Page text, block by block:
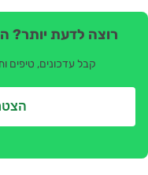
רוצה לדעת יותר?
קבל עדכונים, טיפים